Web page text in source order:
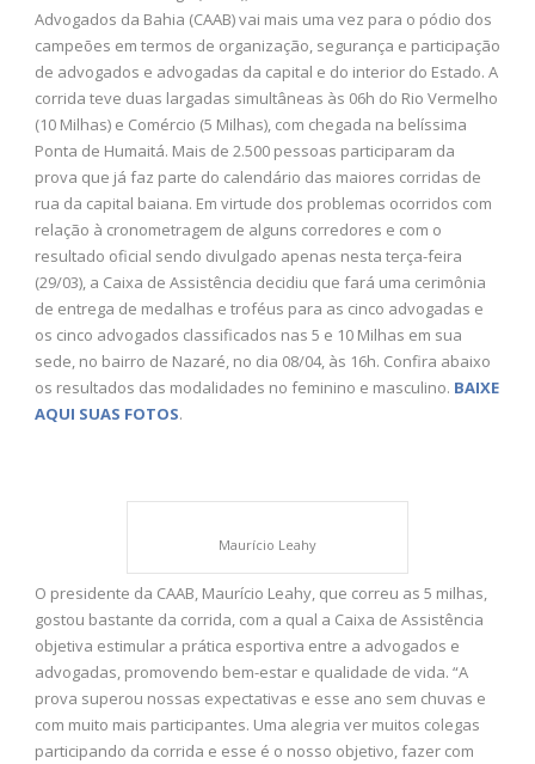
Advogados da Bahia (CAAB) vai mais uma vez para o pódio dos
campeões em termos de organização, segurança e participação
de advogados e advogadas da capital e do interior do Estado. A
corrida teve duas largadas simultâneas às 06h do Rio Vermelho
(10 Milhas) e Comércio (5 Milhas), com chegada na belíssima
Ponta de Humaitá. Mais de 2.500 pessoas participaram da
prova que já faz parte do calendário das maiores corridas de
rua da capital baiana. Em virtude dos problemas ocorridos com
relação à cronometragem de alguns corredores e com o
resultado oficial sendo divulgado apenas nesta terça-feira
(29/03), a Caixa de Assistência decidiu que fará uma cerimônia
de entrega de medalhas e troféus para as cinco advogadas e
os cinco advogados classificados nas 5 e 10 Milhas em sua
sede, no bairro de Nazaré, no dia 08/04, às 16h. Confira abaixo
os resultados das modalidades no feminino e masculino. BAIXE
AQUI SUAS FOTOS.
Maurício Leahy
O presidente da CAAB, Maurício Leahy, que correu as 5 milhas,
gostou bastante da corrida, com a qual a Caixa de Assistência
objetiva estimular a prática esportiva entre a advogados e
advogadas, promovendo bem-estar e qualidade de vida. “A
prova superou nossas expectativas e esse ano sem chuvas e
com muito mais participantes. Uma alegria ver muitos colegas
participando da corrida e esse é o nosso objetivo, fazer com